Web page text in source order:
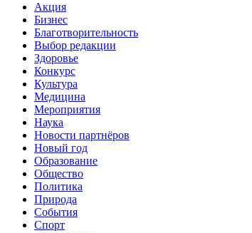
Акция
Бизнес
Благотворительность
Выбор редакции
Здоровье
Конкурс
Культура
Медицина
Мероприятия
Наука
Новости партнёров
Новый год
Образование
Общество
Политика
Природа
События
Спорт